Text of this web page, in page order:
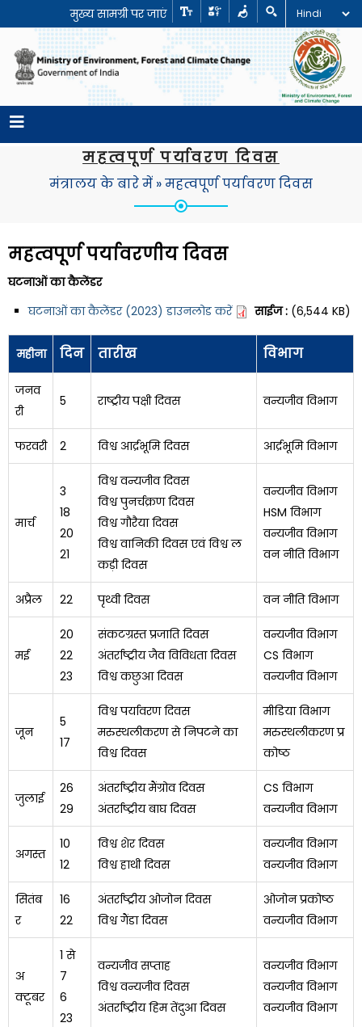
मुख्य सामग्री पर जाएं
महत्वपूर्ण पर्यावरण दिवस
मंत्रालय के बारे में »महत्वपूर्ण पर्यावरण दिवस
महत्वपूर्ण पर्यावरणीय दिवस
घटनाओं का कैलेंडर
घटनाओं का कैलेंडर (2023) डाउनलोड करें
साईज : (6,544 KB)
महीना दिन तारीख विभाग
जनव
री
5 राष्ट्रीय पक्षी दिवस वन्यजीव विभाग
फरवरी 2 विश्व आर्द्रभूमि दिवस आर्द्रभूमि विभाग
मार्च
3
18
20
21
विश्व वन्यजीव दिवस
विश्व पुनर्चक्रण दिवस
विश्व गौरैया दिवस
विश्व वानिकी दिवस एवं विश्व ल
कड़ी दिवस
वन्यजीव विभाग
HSM विभाग
वन्यजीव विभाग
वन नीति विभाग
अप्रैल 22 पृथ्वी दिवस वन नीति विभाग
मई
20
22
23
संकटग्रस्त प्रजाति दिवस
अंतर्राष्ट्रीय जैव विविधता दिवस
विश्व कछुआ दिवस
वन्यजीव विभाग
CS विभाग
वन्यजीव विभाग
जून
5
17
विश्व पर्यावरण दिवस
मरुस्थलीकरण से निपटने का
विश्व दिवस
मीडिया विभाग
मरुस्थलीकरण प्र
कोष्ठ
जुलाई
26
29
अंतर्राष्ट्रीय मैंग्रोव दिवस
अंतर्राष्ट्रीय बाघ दिवस
CS विभाग
वन्यजीव विभाग
अगस्त
10
12
विश्व शेर दिवस
विश्व हाथी दिवस
वन्यजीव विभाग
वन्यजीव विभाग
सितंब
र
16
22
अंतर्राष्ट्रीय ओजोन दिवस
विश्व गैंडा दिवस
ओजोन प्रकोष्ठ
वन्यजीव विभाग
अ
क्टूबर
1 से
7
6
23
वन्यजीव सप्ताह
विश्व वन्यजीव दिवस
अंतर्राष्ट्रीय हिम तेंदुआ दिवस
वन्यजीव विभाग
वन्यजीव विभाग
वन्यजीव विभाग